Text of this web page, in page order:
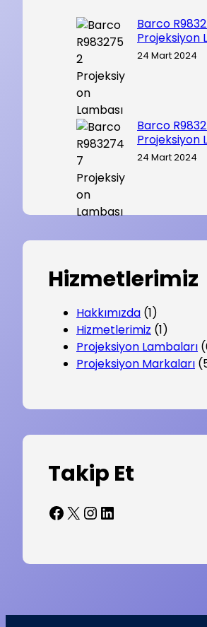
Barco
Projeksiyon
24 Mart 2024
Barco
Projeksiyon
24 Mart 2024
Hizmetlerimiz
Hakkımızda (1)
Hizmetlerimiz (1)
Projeksiyon Lambaları
Projeksiyon Markaları
Takip Et
Facebook X InstagramLinkedIn